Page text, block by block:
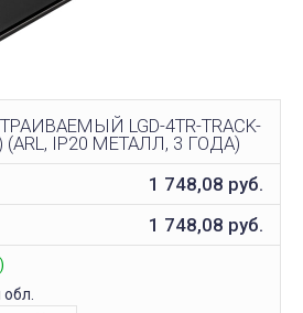
LGD-4TR-TRACK-
(ARL, IP20 МЕТАЛЛ, 3 ГОДА)
1 748,08 руб.
1 748,08 руб.